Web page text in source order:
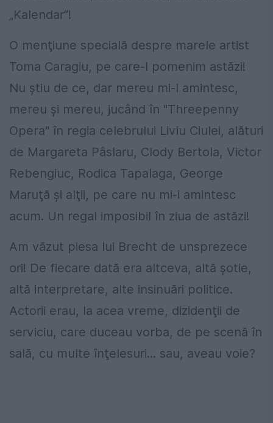
„Kalendar”!
O menţiune specială despre marele artist
Toma Caragiu, pe care-l pomenim astăzi!
Nu ştiu de ce, dar mereu mi-l amintesc,
mereu şi mereu, jucând în "Threepenny
Opera" în regia celebrului Liviu Ciulei, alături
de Margareta Pâslaru, Clody Bertola, Victor
Rebengiuc, Rodica Tapalaga, George
Maruţă şi alţii, pe care nu mi-i amintesc
acum. Un regal imposibil în ziua de astăzi!
Am văzut piesa lui Brecht de unsprezece
ori! De fiecare dată era altceva, altă şotie,
altă interpretare, alte insinuări politice.
Actorii erau, la acea vreme, dizidenţii de
serviciu, care duceau vorba, de pe scenă în
sală, cu multe înţelesuri... sau, aveau voie?